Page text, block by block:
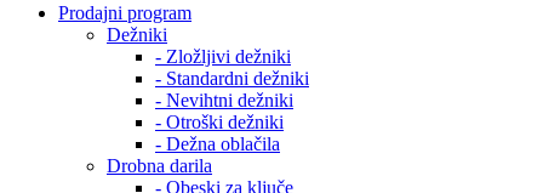
Prodajni program
Dežniki
- Zložljivi dežniki
- Standardni dežniki
- Nevihtni dežniki
- Otroški dežniki
- Dežna oblačila
Drobna darila
- Obeski za ključe